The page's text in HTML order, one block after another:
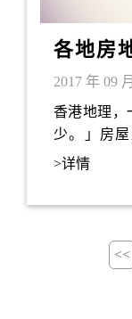
各地房
2017 年 09
香港地理，
少。」房
处。近日
网民不时
额外，似
>详情
<<